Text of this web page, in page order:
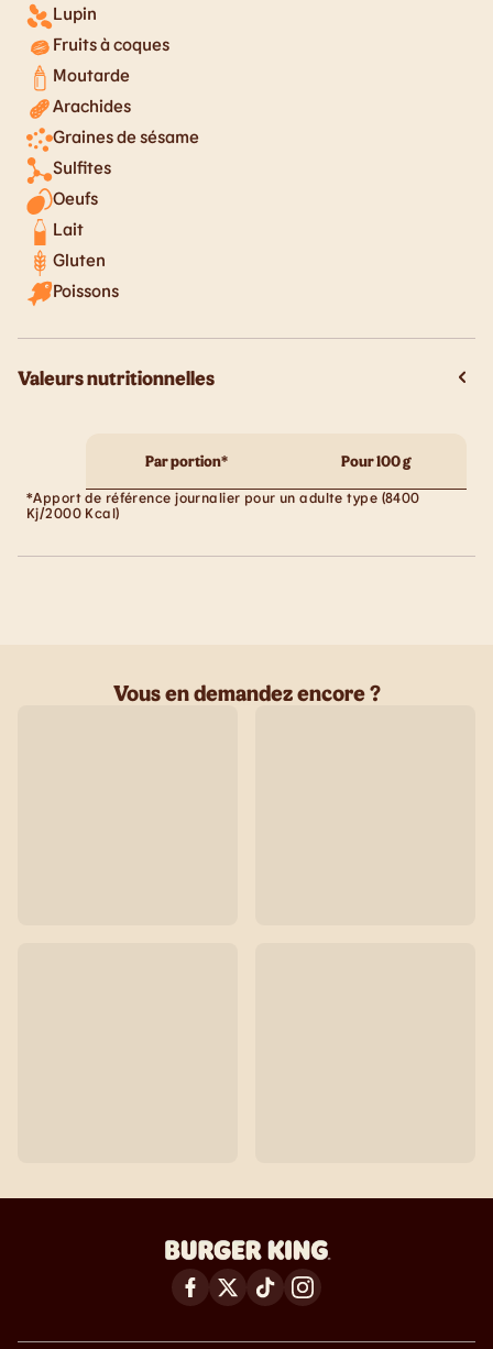
Lupin
Fruits à coques
Moutarde
Arachides
Graines de sésame
Sulfites
Oeufs
Lait
Gluten
Poissons
Valeurs nutritionnelles
Par portion* Pour 100 g
*Apport de référence journalier pour un adulte type (8400
Kj/2000 Kcal)
Vous en demandez encore ?